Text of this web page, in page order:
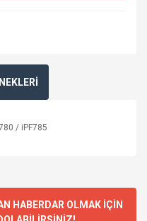
/ iPF785
HABERDAR OLMAK İÇİN